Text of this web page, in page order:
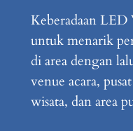
Keberadaan
untuk menarik
di area dengan
venue acara,
wisata, dan area